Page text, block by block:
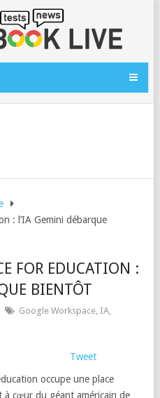
: l’IA Gemini débarque
FOR EDUCATION :
BIENTÔT
Google Workspace, IA,
Tweet
occupe une place
cœur du géant américain de